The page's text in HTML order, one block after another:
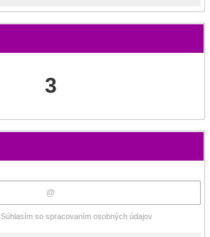
3
Súhlasím so spracovaním osobných údajov